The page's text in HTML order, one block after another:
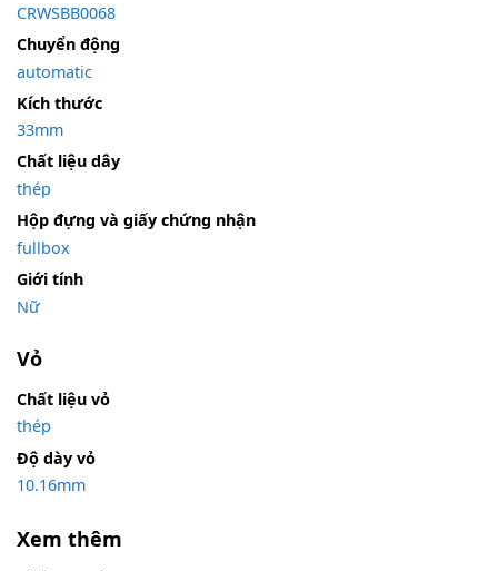
CRWSBB0068
Chuyển động
automatic
Kích thước
33mm
Chất liệu dây
thép
Hộp đựng và giấy chứng nhận
fullbox
Giới tính
Nữ
Vỏ
Chất liệu vỏ
thép
Độ dày vỏ
10.16mm
Xem thêm